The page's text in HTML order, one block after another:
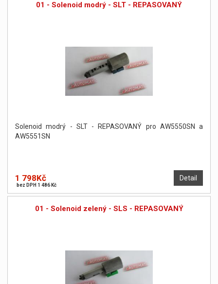
01 - Solenoid modrý - SLT - REPASOVANÝ
Solenoid modrý - SLT - REPASOVANÝ pro AW5550SN a
AW5551SN
Detail
1 798Kč
bez DPH 1 486 Kč
01 - Solenoid zelený - SLS - REPASOVANÝ